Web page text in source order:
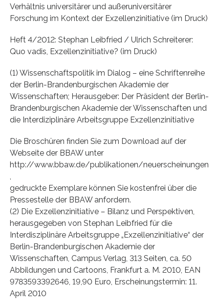
Verhältnis universitärer und außeruniversitärer
Forschung im Kontext der Exzellenzinitiative (im Druck)
Heft 4/2012: Stephan Leibfried / Ulrich Schreiterer:
Quo vadis, Exzellenzinitiative? (im Druck)
(1) Wissenschaftspolitik im Dialog – eine Schriftenreihe
der Berlin-Brandenburgischen Akademie der
Wissenschaften; Herausgeber: Der Präsident der Berlin-
Brandenburgischen Akademie der Wissenschaften und
die Interdiziplinäre Arbeitsgruppe Exzellenzinitiative
Die Broschüren finden Sie zum Download auf der
Webseite der BBAW unter
http://www.bbaw.de/publikationen/neuerscheinungen
gedruckte Exemplare können Sie kostenfrei über die
Pressestelle der BBAW anfordern.
(2) Die Exzellenzinitiative – Bilanz und Perspektiven,
herausgegeben von Stephan Leibfried für die
Interdisziplinäre Arbeitsgruppe „Exzellenzinitiative“ der
Berlin-Brandenburgischen Akademie der
Wissenschaften, Campus Verlag, 313 Seiten, ca. 50
Abbildungen und Cartoons, Frankfurt a. M. 2010, EAN
9783593392646, 19,90 Euro, Erscheinungstermin: 11.
April 2010